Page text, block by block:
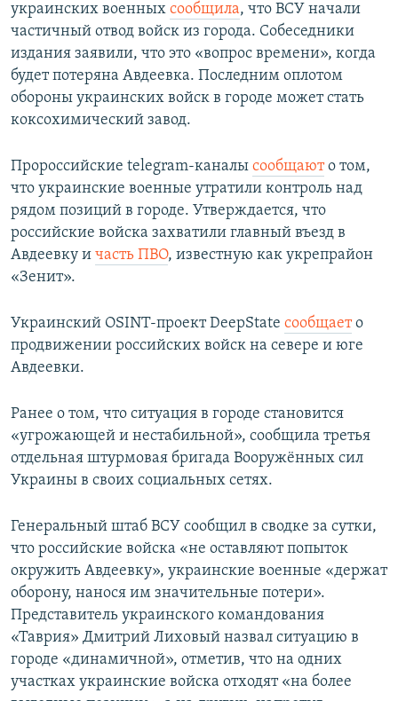
украинских военных сообщила, что ВСУ начали
частичный отвод войск из города. Собеседники
издания заявили, что это «вопрос времени», когда
будет потеряна Авдеевка. Последним оплотом
обороны украинских войск в городе может стать
коксохимический завод.
Пророссийские telegram-каналы сообщаюто том,
что украинские военные утратили контроль над
рядом позиций в городе. Утверждается, что
российские войска захватили главный въезд в
Авдеевку и часть ПВО, известную как укрепрайон
«Зенит».
Украинский OSINT-проект DeepState сообщаето
продвижении российских войск на севере и юге
Авдеевки.
Ранее о том, что ситуация в городе становится
«угрожающей и нестабильной», сообщила третья
отдельная штурмовая бригада Вооружённых сил
Украины в своих социальных сетях.
Генеральный штаб ВСУ сообщил в сводке за сутки,
что российские войска «не оставляют попыток
окружить Авдеевку», украинские военные «держат
оборону, нанося им значительные потери».
Представитель украинского командования
«Таврия» Дмитрий Лиховый назвал ситуацию в
городе «динамичной», отметив, что на одних
участках украинские войска отходят «на более